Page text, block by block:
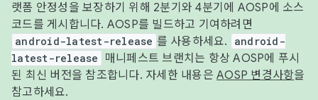
랫폼 안정성을 보장하기 위해 2분기와 4분기에 AOSP에 소스
코드를 게시합니다. AOSP를 빌드하고 기여하려면
android-latest-release 를 사용하세요.
android-
latest-release
매니페스트 브랜치는 항상 AOSP에 푸시
된 최신 버전을 참조합니다. 자세한 내용은 AOSP 변경사항을
참고하세요.